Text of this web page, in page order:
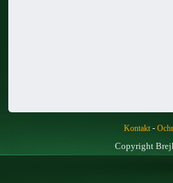
Kontakt-
Copyright